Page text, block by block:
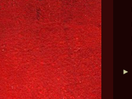
►